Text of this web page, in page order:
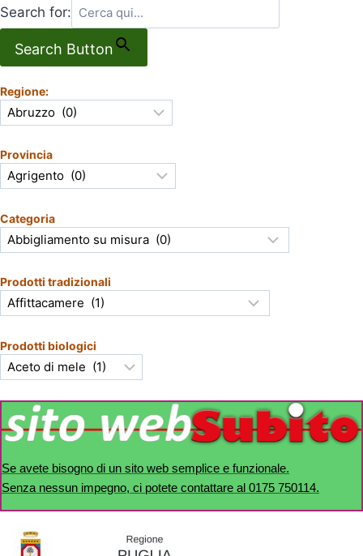
Search for:
Search Button
Regione:
Provincia
Categoria
Prodotti tradizionali
Prodotti biologici
Se avete bisogno di un sito web semplice e funzionale.
Senza nessun impegno, ci potete contattare al 0175 750114.